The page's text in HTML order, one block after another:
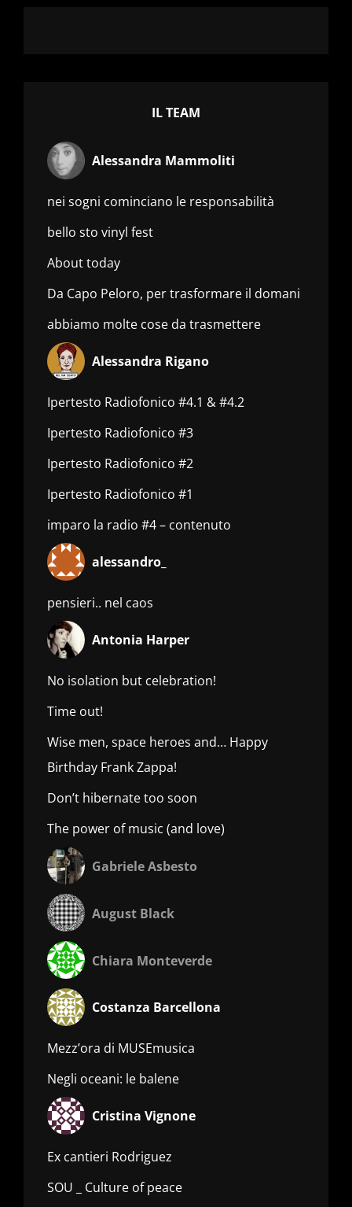
IL TEAM
Alessandra Mammoliti
nei sogni cominciano le responsabilità
bello sto vinyl fest
About today
Da Capo Peloro, per trasformare il domani
abbiamo molte cose da trasmettere
Alessandra Rigano
Ipertesto Radiofonico #4.1 & #4.2
Ipertesto Radiofonico #3
Ipertesto Radiofonico #2
Ipertesto Radiofonico #1
imparo la radio #4 – contenuto
alessandro_
pensieri.. nel caos
Antonia Harper
No isolation but celebration!
Time out!
Wise men, space heroes and… Happy
Birthday Frank Zappa!
Don’t hibernate too soon
The power of music (and love)
Gabriele Asbesto
August Black
Chiara Monteverde
Costanza Barcellona
Mezz’ora di MUSEmusica
Negli oceani: le balene
Cristina Vignone
Ex cantieri Rodriguez
SOU _ Culture of peace